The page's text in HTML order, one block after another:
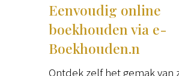
Eenvoudig online
boekhouden via e-
Boekhouden.n
Ontdek zelf het gemak van